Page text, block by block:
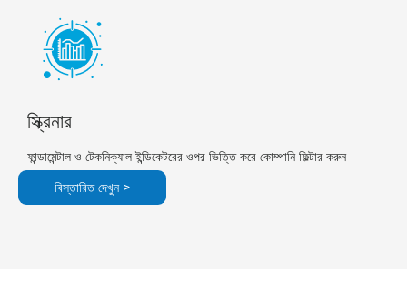
স্ক্রিনার
ফান্ডামেন্টাল ও টেকনিক্যাল ইন্ডিকেটরের ওপর ভিত্তি করে কোম্পানি ফিল্টার করুন
বিস্তারিত দেখুন >